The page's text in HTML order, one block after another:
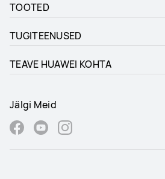
TOOTED
TUGITEENUSED
TEAVE HUAWEI KOHTA
Jälgi Meid